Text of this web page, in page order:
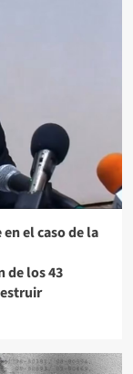
el caso de la
de los 43